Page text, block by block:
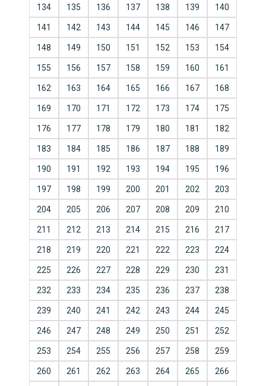
134 135 136 137 138 139 140
141 142 143 144 145 146 147
148 149 150 151 152 153 154
155 156 157 158 159 160 161
162 163 164 165 166 167 168
169 170 171 172 173 174 175
176 177 178 179 180 181 182
183 184 185 186 187 188 189
190 191 192 193 194 195 196
197 198 199 200 201 202 203
204 205 206 207 208 209 210
211 212 213 214 215 216 217
218 219 220 221 222 223 224
225 226 227 228 229 230 231
232 233 234 235 236 237 238
239 240 241 242 243 244 245
246 247 248 249 250 251 252
253 254 255 256 257 258 259
260 261 262 263 264 265 266